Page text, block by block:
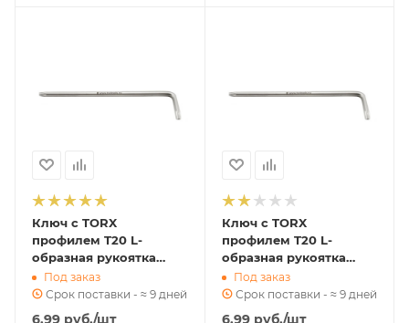
Ключ с TORX
профилем T20 L-
образная рукоятка
LT20 ri.304.91
Под заказ
Срок поставки - ≈ 9 дней
6.99 руб./шт
Ключ с TORX
профилем T20 L-
образная рукоятка
LT20 ri.240.124
Под заказ
Срок поставки - ≈ 9 дней
6.99руб./шт